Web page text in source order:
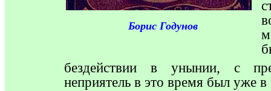
Борис Годунов
бездействии в унынии, с
неприятель в это время был уже